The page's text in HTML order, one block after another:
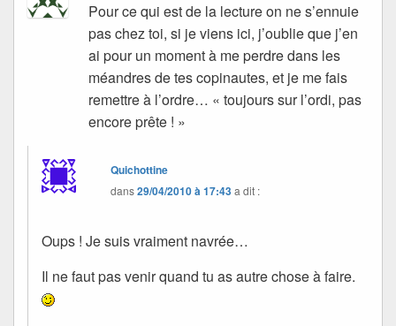
Pour ce qui est de la lecture on ne s’ennuie
pas chez toi, si je viens ici, j’oublie que j’en
ai pour un moment à me perdre dans les
méandres de tes copinautes, et je me fais
remettre à l’ordre… « toujours sur l’ordi, pas
encore prête ! »
Quichottine
dans29/04/2010 à 17:43a dit :
Oups ! Je suis vraiment navrée…
Il ne faut pas venir quand tu as autre chose à faire.